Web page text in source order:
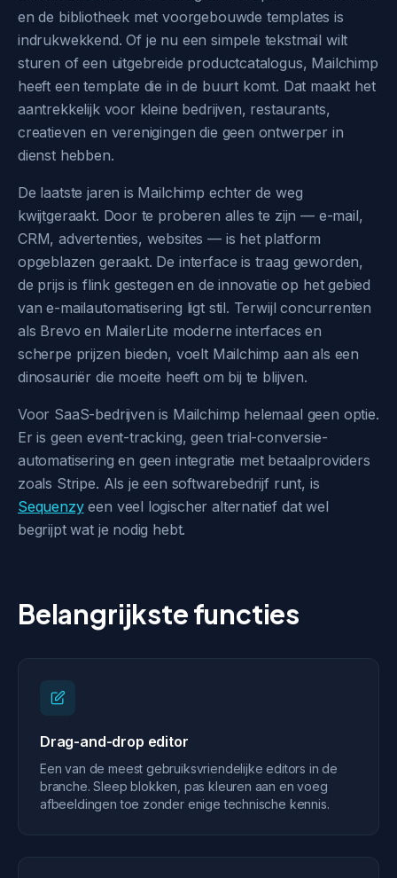
en de bibliotheek met voorgebouwde templates is
indrukwekkend. Of je nu een simpele tekstmail wilt
sturen of een uitgebreide productcatalogus, Mailchimp
heeft een template die in de buurt komt. Dat maakt het
aantrekkelijk voor kleine bedrijven, restaurants,
creatieven en verenigingen die geen ontwerper in
dienst hebben.
De laatste jaren is Mailchimp echter de weg
kwijtgeraakt. Door te proberen alles te zijn — e-mail,
CRM, advertenties, websites — is het platform
opgeblazen geraakt. De interface is traag geworden,
de prijs is flink gestegen en de innovatie op het gebied
van e-mailautomatisering ligt stil. Terwijl concurrenten
als Brevo en MailerLite moderne interfaces en
scherpe prijzen bieden, voelt Mailchimp aan als een
dinosauriër die moeite heeft om bij te blijven.
Voor SaaS-bedrijven is Mailchimp helemaal geen optie.
Er is geen event-tracking, geen trial-conversie-
automatisering en geen integratie met betaalproviders
zoals Stripe. Als je een softwarebedrijf runt, is
Sequenzyeen veel logischer alternatief dat wel
begrijpt wat je nodig hebt.
Belangrijkste functies
Drag-and-drop editor
Een van de meest gebruiksvriendelijke editors in de
branche. Sleep blokken, pas kleuren aan en voeg
afbeeldingen toe zonder enige technische kennis.